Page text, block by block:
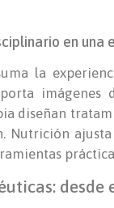
en una
la
diseñan
Nutrición